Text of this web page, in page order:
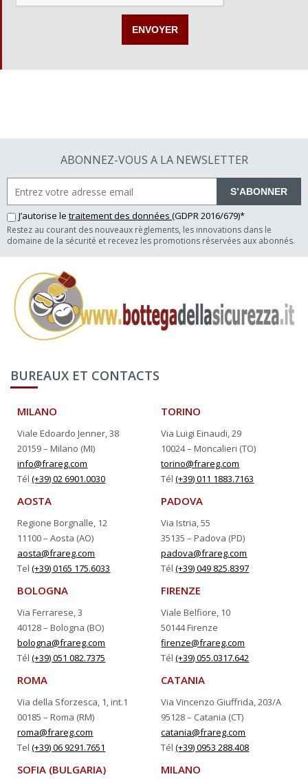
ABONNEZ-VOUS A LA NEWSLETTER
S’ABONNER
J’autorise le traitement des données (GDPR 2016/679)*
Restez au courant des nouveaux règlements, les innovations dans le
domaine de la sécurité et recevez les promotions réservées aux abonnés.
BUREAUX ET CONTACTS
MILANO
Viale Edoardo Jenner, 38
20159 – Milano (MI)
info@frareg.com
Tél(+39) 02 6901.0030
TORINO
Via Luigi Einaudi, 29
10024 – Moncalieri (TO)
torino@frareg.com
Tél(+39) 011 1883.7163
AOSTA
Regione Borgnalle, 12
11100 – Aosta (AO)
aosta@frareg.com
Tel(+39) 0165 175.6033
PADOVA
Via Istria, 55
35135 – Padova (PD)
padova@frareg.com
Tél(+39) 049 825.8397
BOLOGNA
Via Ferrarese, 3
40128 – Bologna (BO)
bologna@frareg.com
Tél(+39) 051 082.7375
FIRENZE
Viale Belfiore, 10
50144 Firenze
firenze@frareg.com
Tél(+39) 055.0317.642
ROMA
Via della Sforzesca, 1, int.1
00185 – Roma (RM)
roma@frareg.com
Tel(+39) 06 9291.7651
CATANIA
Via Vincenzo Giuffrida, 203/A
95128 – Catania (CT)
catania@frareg.com
Tél(+39) 0953 288.408
SOFIA (BULGARIA) MILANO